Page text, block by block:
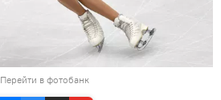
Перейти в фотобанк